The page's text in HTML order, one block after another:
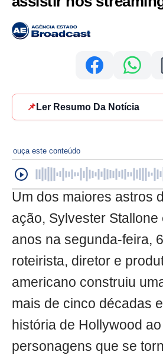
📌 Ler Resumo Da Notícia
ouça este conteúdo
Um dos maiores astros
ação, Sylvester Stallone
anos na segunda-feira,
roteirista, diretor e
americano construiu
mais de cinco décadas
história de Hollywood
personagens que se